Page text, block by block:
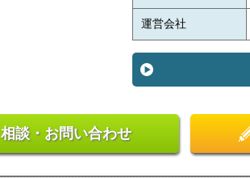
運営会社
相談・お問い合わせ